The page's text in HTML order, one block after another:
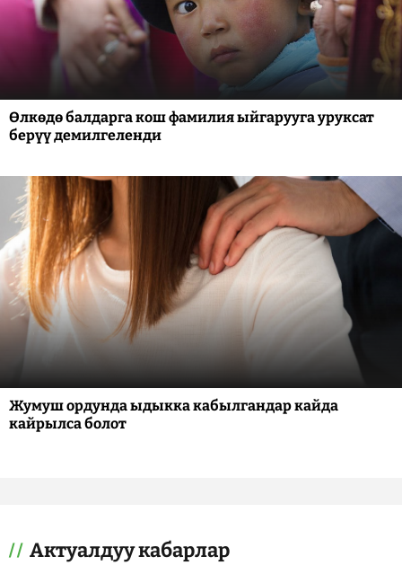
Өлкөдө балдарга кош фамилия ыйгарууга уруксат
берүү демилгеленди
Жумуш ордунда ыдыкка кабылгандар кайда
кайрылса болот
Актуалдуу кабарлар